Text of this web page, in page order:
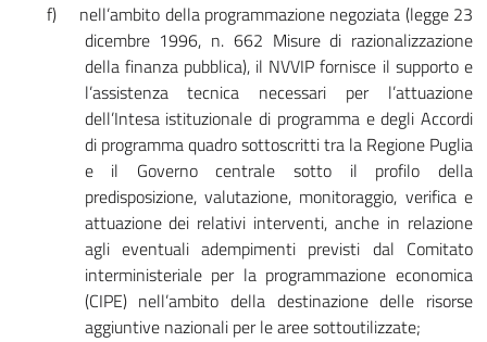
f)
nell’ambito della programmazione negoziata (legge 23
dicembre 1996, n. 662 ­Misure di razionalizzazione
della finanza pubblica), il NVVIP fornisce il supporto e
l’assistenza tecnica necessari per l’attuazione
dell’Intesa istituzionale di programma e degli Accordi
di programma quadro sottoscritti tra la Regione Puglia
e il Governo centrale sotto il profilo della
predisposizione, valutazione, monitoraggio, verifica e
attuazione dei relativi interventi, anche in relazione
agli eventuali adempimenti previsti dal Comitato
interministeriale per la programmazione economica
(CIPE) nell’ambito della destinazione delle risorse
aggiuntive nazionali per le aree sottoutilizzate;